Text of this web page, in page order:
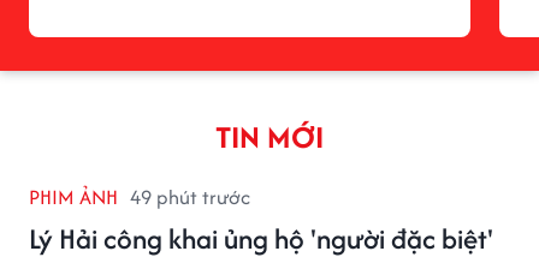
TIN MỚI
PHIM ẢNH 49 phút trước
Lý Hải công khai ủng hộ 'người đặc biệt'